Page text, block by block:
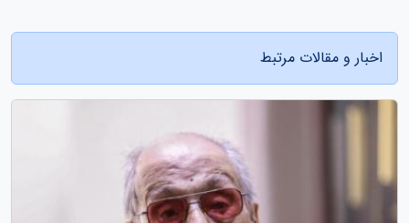
اخبار و مقالات مرتبط